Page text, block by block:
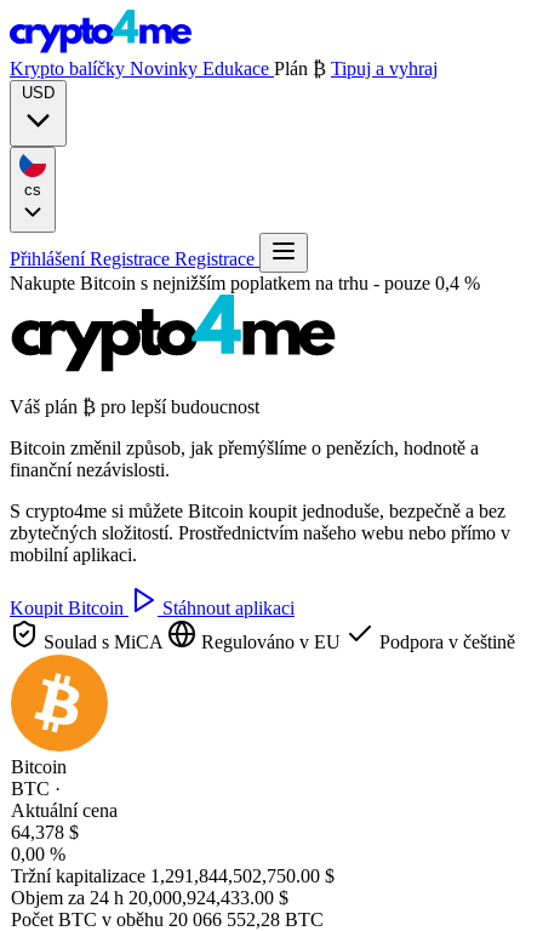
Krypto balíčky Novinky Edukace Plán ₿ Tipuj a vyhraj
PřihlášeníRegistrace Registrace
Nakupte Bitcoin s nejnižším poplatkem na trhu - pouze 0,4 %
Váš plán ₿ pro lepší budoucnost
Bitcoin změnil způsob, jak přemýšlíme o penězích, hodnotě a
finanční nezávislosti.
S crypto4me si můžete Bitcoin koupit jednoduše, bezpečně a bez
zbytečných složitostí. Prostřednictvím našeho webu nebo přímo v
mobilní aplikaci.
Koupit Bitcoin
Stáhnout aplikaci
Soulad s MiCA
Regulováno v EU Podpora v češtině
Bitcoin
BTC ·
Aktuální cena
64,378 $
0,00 %
Tržní kapitalizace 1,291,844,502,750.00 $
Objem za 24 h 20,000,924,433.00 $
Počet BTC v oběhu 20 066 552,28 BTC